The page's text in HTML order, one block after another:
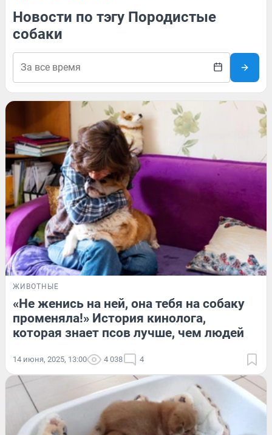
Новости по тэгу Породистые
собаки
ЖИВОТНЫЕ
«Не женись на ней, она тебя на собаку
променяла!» История кинолога,
которая знает псов лучше, чем людей
14 июня, 2025, 13:00 4 038 4